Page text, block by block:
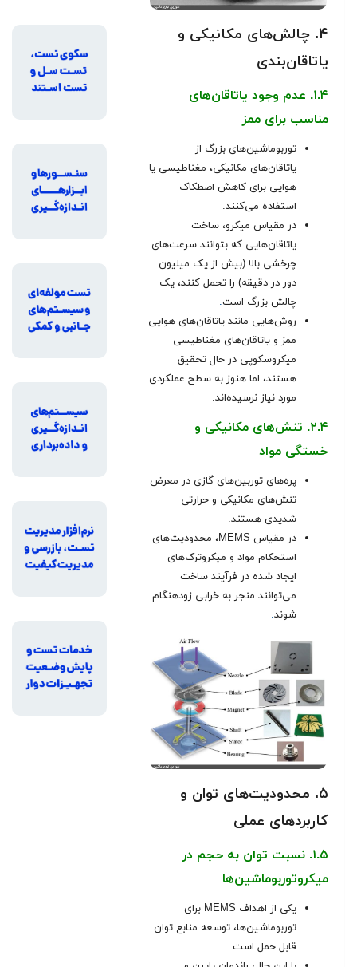
۴. چالش‌های مکانیکی و
یاتاقان‌بندی
۱.۴. عدم وجود یاتاقان‌های
مناسب برای ممز
توربوماشین‌های بزرگ از
یاتاقان‌های مکانیکی، مغناطیسی یا
هوایی برای کاهش اصطکاک
استفاده می‌کنند.
در مقیاس میکرو، ساخت
یاتاقان‌هایی که بتوانند سرعت‌های
چرخشی بالا (بیش از یک میلیون
دور در دقیقه) را تحمل کنند، یک
چالش بزرگ است.
روش‌هایی مانند یاتاقان‌های هوایی
ممز و یاتاقان‌های مغناطیسی
میکروسکوپی در حال تحقیق
هستند، اما هنوز به سطح عملکردی
مورد نیاز نرسیده‌اند.
۲.۴. تنش‌های مکانیکی و
خستگی مواد
پره‌های توربین‌های گازی در معرض
تنش‌های مکانیکی و حرارتی
شدیدی هستند.
در مقیاس MEMS، محدودیت‌های
استحکام مواد و میکروترک‌های
ایجاد شده در فرآیند ساخت
می‌توانند منجر به خرابی زودهنگام
شوند.
۵. محدودیت‌های توان و
کاربردهای عملی
۱.۵. نسبت توان به حجم در
میکروتوربوماشین‌ها
یکی از اهداف MEMS برای
توربوماشین‌ها، توسعه منابع توان
قابل حمل است.